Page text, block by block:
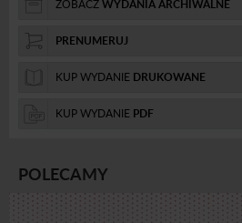
ZOBACZWYDANIA ARCHIWALNE
PRENUMERUJ
KUP WYDANIE DRUKOWANE
KUP WYDANIE PDF
POLECAMY